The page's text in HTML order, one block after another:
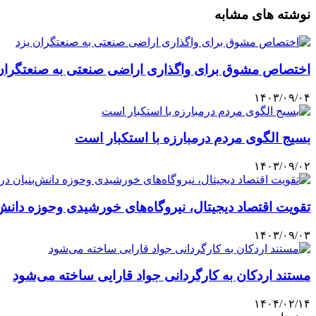
نوشته های مشابه
اختصاص مشوق برای واگذاری اراضی صنعتی به
۱۴۰۳/۰۹/۰۴
بسیج الگوی مردم درمبارزه با استکبار است
۱۴۰۳/۰۹/۰۲
تقویت اقتصاد دیجیتال، نیروگاه‌های خورشیدی وحوزه
۱۴۰۳/۰۹/۰۳
مستند اردکان به کارگردانی جواد قارایی ساخته می‌شود
۱۴۰۴/۰۲/۱۴